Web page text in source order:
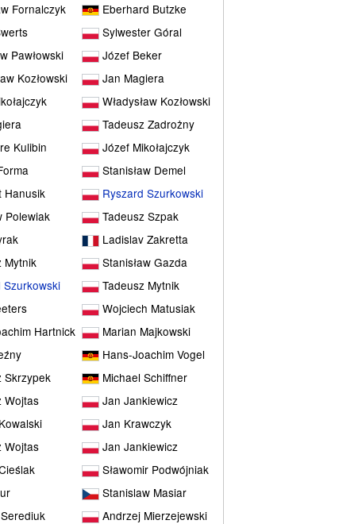
Fornalczyk
Eberhard Butzke
Sylwester Góral
Pawłowski
Józef Beker
Kozłowski
Jan Magiera
Władysław Kozłowski
Tadeusz Zadrożny
Kulibin
Józef Mikołajczyk
Stanisław Demel
Hanusik
Ryszard Szurkowski
Polewiak
Tadeusz Szpak
Ladislav Zakretta
Stanisław Gazda
Szurkowski
Tadeusz Mytnik
Wojciech Matusiak
Hartnick
Marian Majkowski
Hans-Joachim Vogel
Michael Schiffner
Wojtas
Jan Jankiewicz
Jan Krawczyk
Wojtas
Jan Jankiewicz
Sławomir Podwójniak
Stanislaw Masiar
Andrzej Mierzejewski